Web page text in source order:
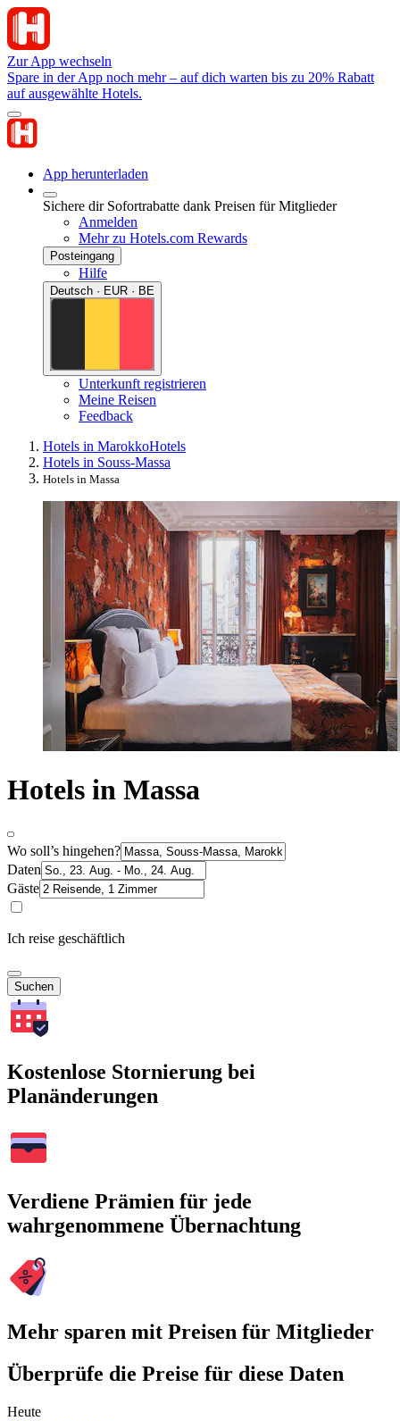
Zur App wechseln
Spare in der App noch mehr – auf dich warten bis zu 20% Rabatt
auf ausgewählte Hotels.
App herunterladen
Sichere dir Sofortrabatte dank Preisen für Mitglieder
Anmelden
Mehr zu Hotels.com Rewards
Posteingang
Hilfe
Deutsch · EUR · BE
Unterkunft registrieren
Meine Reisen
Feedback
Hotels in MarokkoHotels
Hotels in Souss-Massa
Hotels in Massa
Hotels in Massa
Wo soll’s hingehen?
Daten
Gäste
Ich reise geschäftlich
Suchen
Kostenlose Stornierung bei
Planänderungen
Verdiene Prämien für jede
wahrgenommene Übernachtung
Mehr sparen mit Preisen für Mitglieder
Überprüfe die Preise für diese Daten
Heute